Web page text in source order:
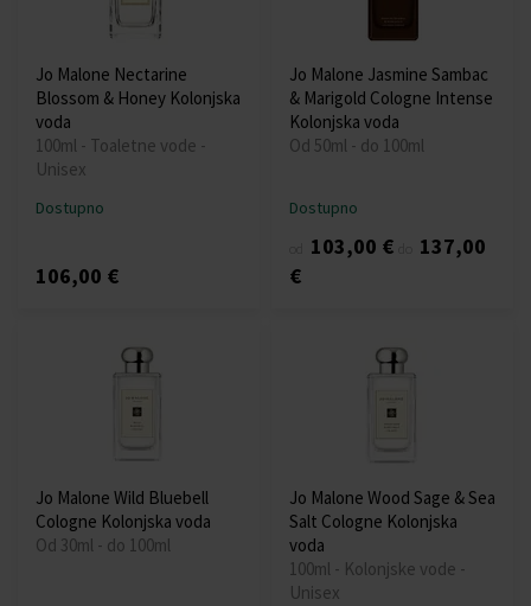
Jo Malone Nectarine
Blossom & Honey Kolonjska
voda
100ml - Toaletne vode -
Unisex
Dostupno
106,00 €
Jo Malone Jasmine Sambac
& Marigold Cologne Intense
Kolonjska voda
Od 50ml - do 100ml
Dostupno
103,00 €
137,00
€
Jo Malone Wild Bluebell
Cologne Kolonjska voda
Od 30ml - do 100ml
Jo Malone Wood Sage & Sea
Salt Cologne Kolonjska
voda
100ml - Kolonjske vode -
Unisex